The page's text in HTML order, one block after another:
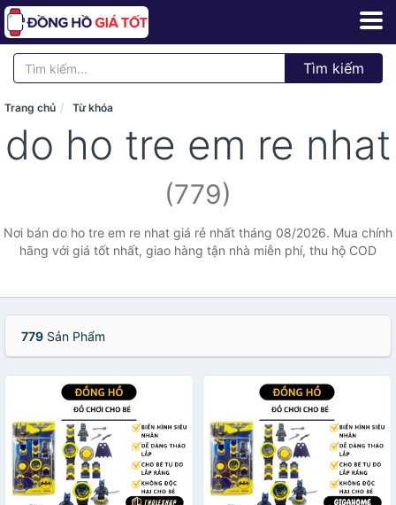
Tìm kiếm
Trang chủ Từ khóa
do ho tre em re nhat
(779)
Nơi bán do ho tre em re nhat giá rẻ nhất tháng 08/2026. Mua chính
hãng với giá tốt nhất, giao hàng tận nhà miễn phí, thu hộ COD
779 Sản Phẩm